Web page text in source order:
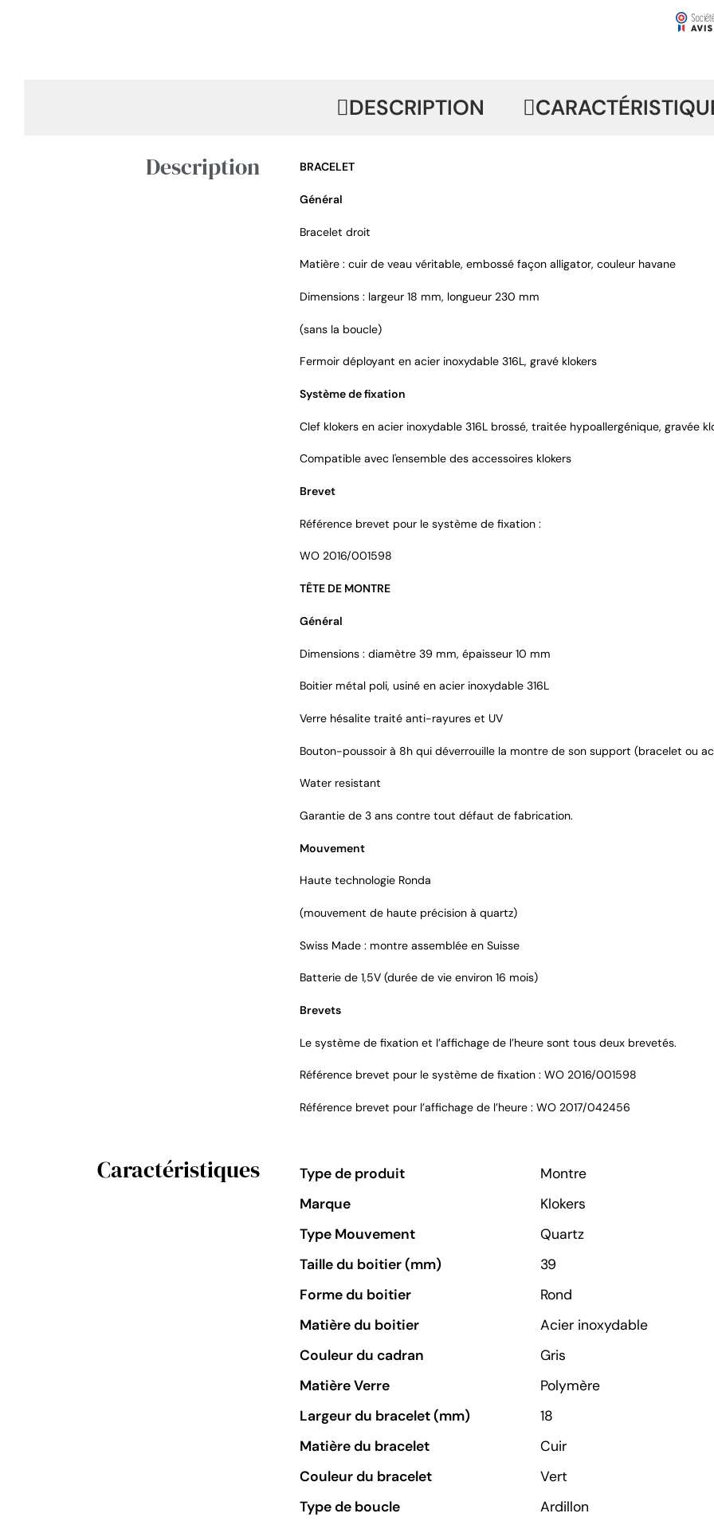
DESCRIPTION
Description BRACELET
Général
Bracelet droit
Matière : cuir de veau véritable, embossé façon alligator, couleur havane
Dimensions : largeur 18 mm, longueur 230 mm
(sans la boucle)
Fermoir déployant en acier inoxydable 316L, gravé klokers
Système de fixation
Clef klokers en acier inoxydable 316L brossé, traitée hypoallergénique, gravée
Compatible avec l'ensemble des accessoires klokers
Brevet
Référence brevet pour le système de fixation :
WO 2016/001598
TÊTE DE MONTRE
Général
Dimensions : diamètre 39 mm, épaisseur 10 mm
Boitier métal poli, usiné en acier inoxydable 316L
Verre hésalite traité anti-rayures et UV
Bouton-poussoir à 8h qui déverrouille la montre de son support (bracelet ou
Water resistant
Garantie de 3 ans contre tout défaut de fabrication.
Mouvement
Haute technologie Ronda
(mouvement de haute précision à quartz)
Swiss Made : montre assemblée en Suisse
Batterie de 1,5V (durée de vie environ 16 mois)
Brevets
Le système de fixation et l’affichage de l’heure sont tous deux brevetés.
Référence brevet pour le système de fixation : WO 2016/001598
Référence brevet pour l’affichage de l’heure : WO 2017/042456
Caractéristiques Type de produit
Montre
Marque
Klokers
Type Mouvement
Quartz
Taille du boitier (mm)
39
Forme du boitier
Rond
Matière du boitier
Acier inoxydable
Couleur du cadran
Gris
Matière Verre
Polymère
Largeur du bracelet (mm)
18
Matière du bracelet
Cuir
Couleur du bracelet
Vert
Type de boucle
Ardillon